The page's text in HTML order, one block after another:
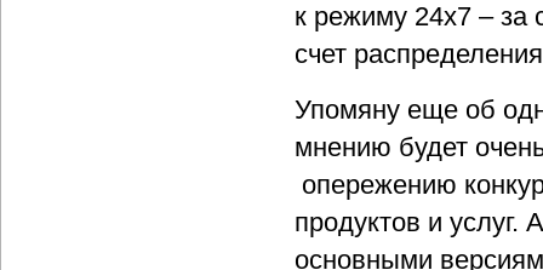
к режиму 24x7 – за
счет
Упомяну еще об
мнению будет
опережению
продуктов и услуг.
основными